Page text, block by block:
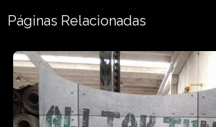
Páginas Relacionadas